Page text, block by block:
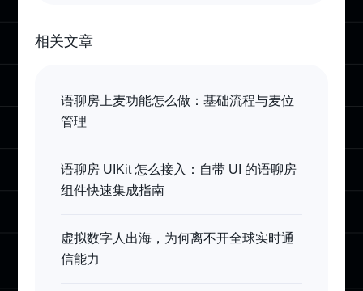
相关文章
语聊房上麦功能怎么做：基础流程与麦位
管理
语聊房 UIKit 怎么接入：自带 UI 的语聊房
组件快速集成指南
虚拟数字人出海，为何离不开全球实时通
信能力